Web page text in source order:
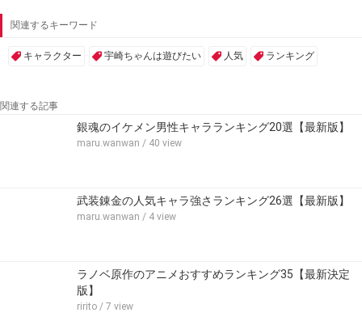
関連するキーワード
キャラクター 宇崎ちゃんは遊びたい 人気 ランキング
関連する記事
銀魂のイケメン男性キャラランキング20選【最新版】
maru.wanwan / 40 view
武装錬金の人気キャラ強さランキング26選【最新版】
maru.wanwan / 4 view
ラノベ原作のアニメおすすめランキング35【最新決定
版】
ririto / 7 view